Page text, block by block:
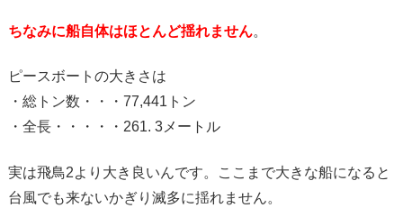
ちなみに船自体はほとんど揺れません。
ピースボートの大きさは
・総トン数・・・77,441トン
・全長・・・・・261. 3メートル
実は飛鳥2より大き良いんです。ここまで大きな船になると
台風でも来ないかぎり滅多に揺れません。